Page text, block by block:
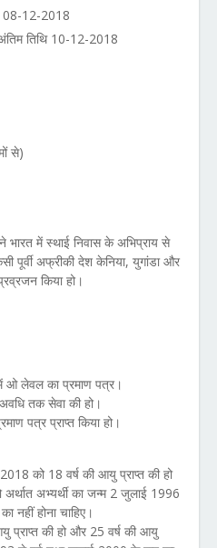
08-12-2018
तिथि 10-12-2018
से)
भारत में स्थाई निवास के अभिप्राय से
पूर्वी अफ्रीकी देश केनिया, युगांडा और
किया हो।
ओ लेवल का प्रमाण पत्र।
तक सेवा की हो।
पत्र प्राप्त किया हो।
को 18 वर्ष की आयु प्राप्त की हो
अभ्यर्थी का जन्म 2 जुलाई 1996
नहीं होना चाहिए।
प्राप्त की हो और 25 वर्ष की आयु